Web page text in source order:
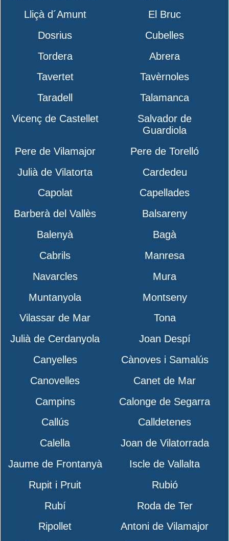
Lliçà d´Amunt
El Bruc
Dosrius
Cubelles
Tordera
Abrera
Tavertet
Tavèrnoles
Taradell
Talamanca
Vicenç de Castellet
Salvador de
Guardiola
Pere de Vilamajor
Pere de Torelló
Julià de Vilatorta
Cardedeu
Capolat
Capellades
Barberà del Vallès
Balsareny
Balenyà
Bagà
Cabrils
Manresa
Navarcles
Mura
Muntanyola
Montseny
Vilassar de Mar
Tona
Julià de Cerdanyola
Joan Despí
Canyelles
Cànoves i Samalús
Canovelles
Canet de Mar
Campins
Calonge de Segarra
Callús
Calldetenes
Calella
Joan de Vilatorrada
Jaume de Frontanyà
Iscle de Vallalta
Rupit i Pruit
Rubió
Rubí
Roda de Ter
Ripollet
Antoni de Vilamajor